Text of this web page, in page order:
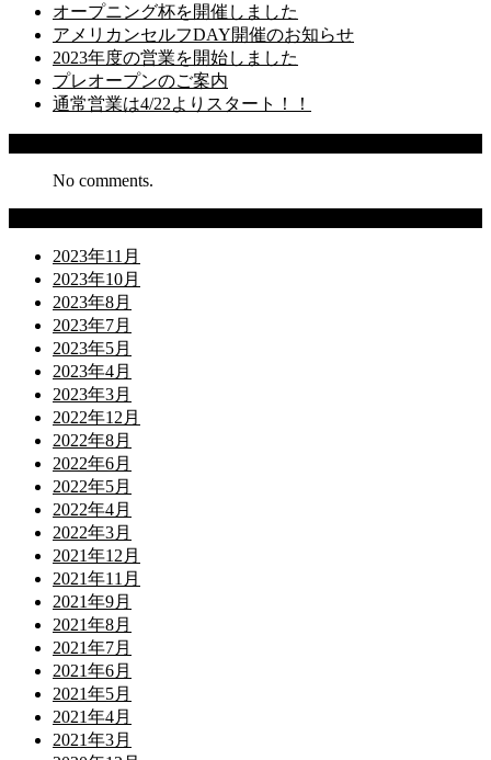
オープニング杯を開催しました
アメリカンセルフDAY開催のお知らせ
2023年度の営業を開始しました
プレオープンのご案内
通常営業は4/22よりスタート！！
No comments.
2023年11月
2023年10月
2023年8月
2023年7月
2023年5月
2023年4月
2023年3月
2022年12月
2022年8月
2022年6月
2022年5月
2022年4月
2022年3月
2021年12月
2021年11月
2021年9月
2021年8月
2021年7月
2021年6月
2021年5月
2021年4月
2021年3月